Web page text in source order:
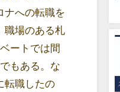
ナへの転職を
職場のある札
ートでは間
もある。な
転職したの